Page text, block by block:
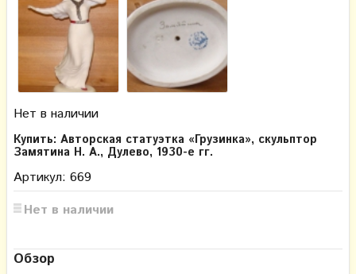
Нет в наличии
Купить: Авторская статуэтка «Грузинка», скульптор
Замятина Н. А., Дулево, 1930-е гг.
Артикул: 669
Нет в наличии
Обзор